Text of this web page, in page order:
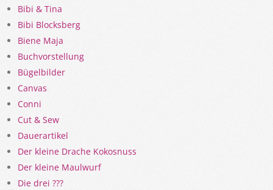
Bibi & Tina
Bibi Blocksberg
Biene Maja
Buchvorstellung
Bügelbilder
Canvas
Conni
Cut & Sew
Dauerartikel
Der kleine Drache Kokosnuss
Der kleine Maulwurf
Die drei ???